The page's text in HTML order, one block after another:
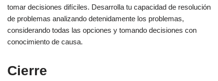
tomar decisiones difíciles. Desarrolla tu capacidad de resolución
de problemas analizando detenidamente los problemas,
considerando todas las opciones y tomando decisiones con
conocimiento de causa.
Cierre